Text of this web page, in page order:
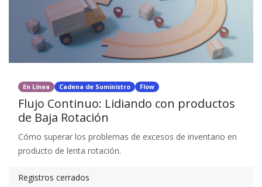
En Línea Cadena de Suministro Flow
Flujo Continuo: Lidiando con productos
de Baja Rotación
Cómo superar los problemas de excesos de inventario en
producto de lenta rotación.
Registros cerrados